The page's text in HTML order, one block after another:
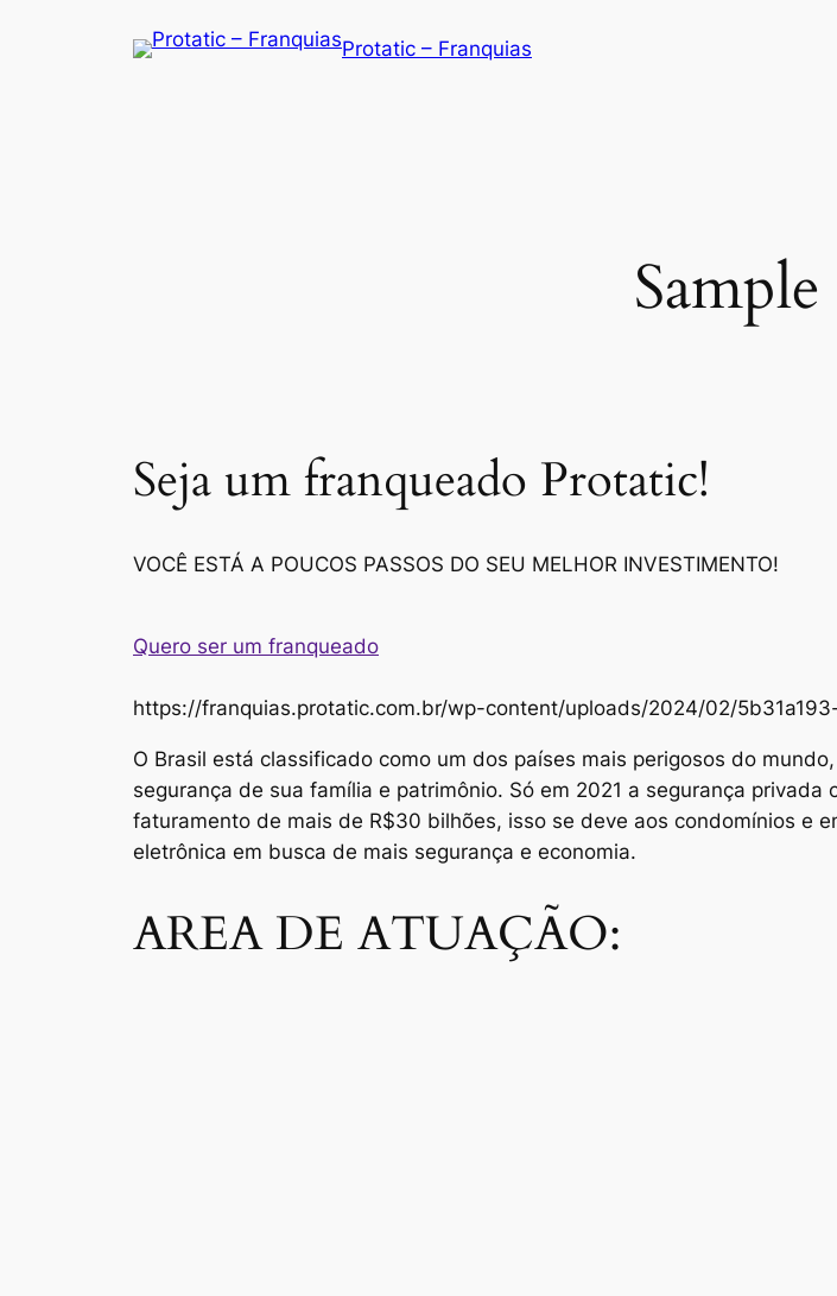
Protatic – Franquias
Seja um franqueado Protatic!
VOCÊ ESTÁ A POUCOS PASSOS DO SEU MELHOR INVESTIMENTO!
Quero ser um franqueado
https://franquias.protatic.com.br/wp-content/uploads/2024/02/
O Brasil está classificado como um dos países mais perigosos do
segurança de sua família e patrimônio. Só em 2021 a segurança
faturamento de mais de R$30 bilhões, isso se deve aos condomínios e
eletrônica em busca de mais segurança e economia.
AREA DE ATUAÇÃO: